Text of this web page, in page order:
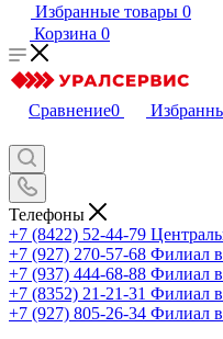
Избранные товары 0
Корзина 0
Сравнение0
Телефоны
+7 (8422) 52-44-79
+7 (927) 270-57-68 Филиал
+7 (937) 444-68-88 Филиал
+7 (8352) 21-21-31 Филиал в
+7 (927) 805-26-34 Филиал